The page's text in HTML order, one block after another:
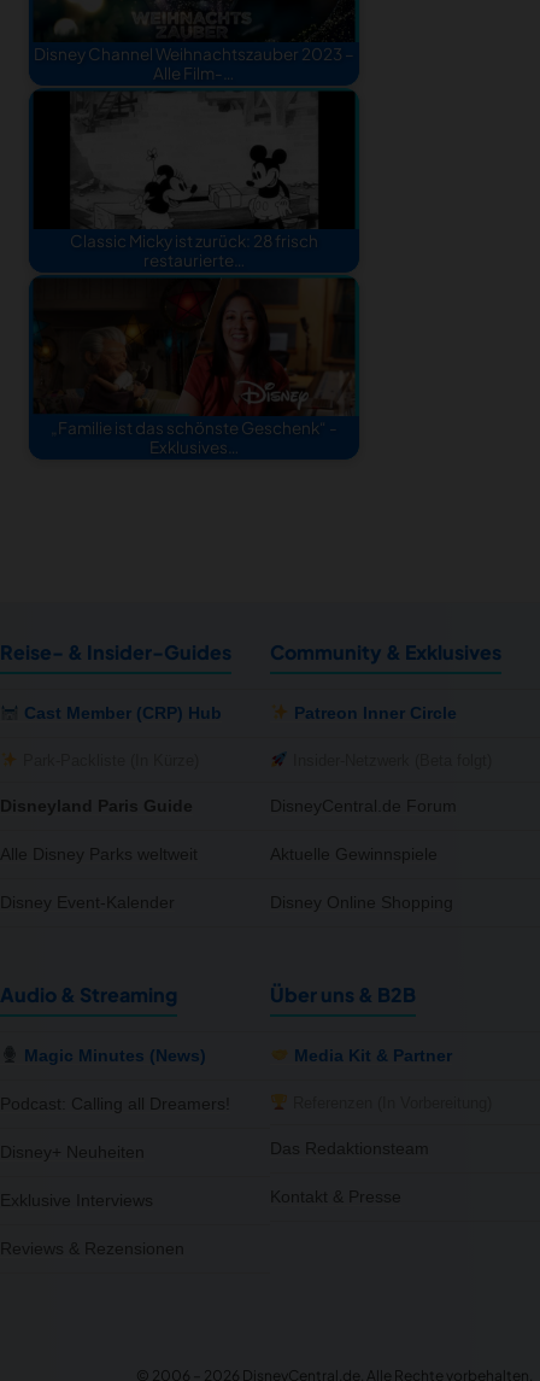
Disney Channel Weihnachtszauber 2023 –
Alle Film-…
Classic Micky ist zurück: 28 frisch
restaurierte…
„Familie ist das schönste Geschenk“ -
Exklusives…
Reise- & Insider-Guides
Cast Member (CRP) Hub
Disneyland Paris Guide
Alle Disney Parks weltweit
Disney Event-Kalender
Community & Exklusives
Patreon Inner Circle
DisneyCentral.de Forum
Aktuelle Gewinnspiele
Disney Online Shopping
Audio & Streaming
Magic Minutes (News)
Podcast: Calling all Dreamers!
Disney+ Neuheiten
Exklusive Interviews
Reviews & Rezensionen
Über uns & B2B
Media Kit & Partner
Das Redaktionsteam
Kontakt & Presse
© 2006 – 2026 DisneyCentral.de. Alle Rechte vorbehalten.